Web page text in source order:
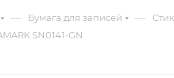
— Бумага для записей —
SN0141-GN